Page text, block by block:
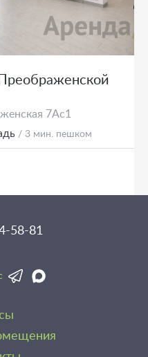
7Ас1
/ 3 мин. пешком
58-81